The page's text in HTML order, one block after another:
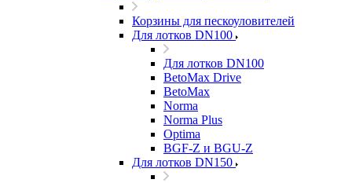
Корзины для пескоуловителей
Для лотков DN100
Для лотков DN100
BetoMax Drive
BetoMax
Norma
Norma Plus
Optima
BGF-Z и BGU-Z
Для лотков DN150